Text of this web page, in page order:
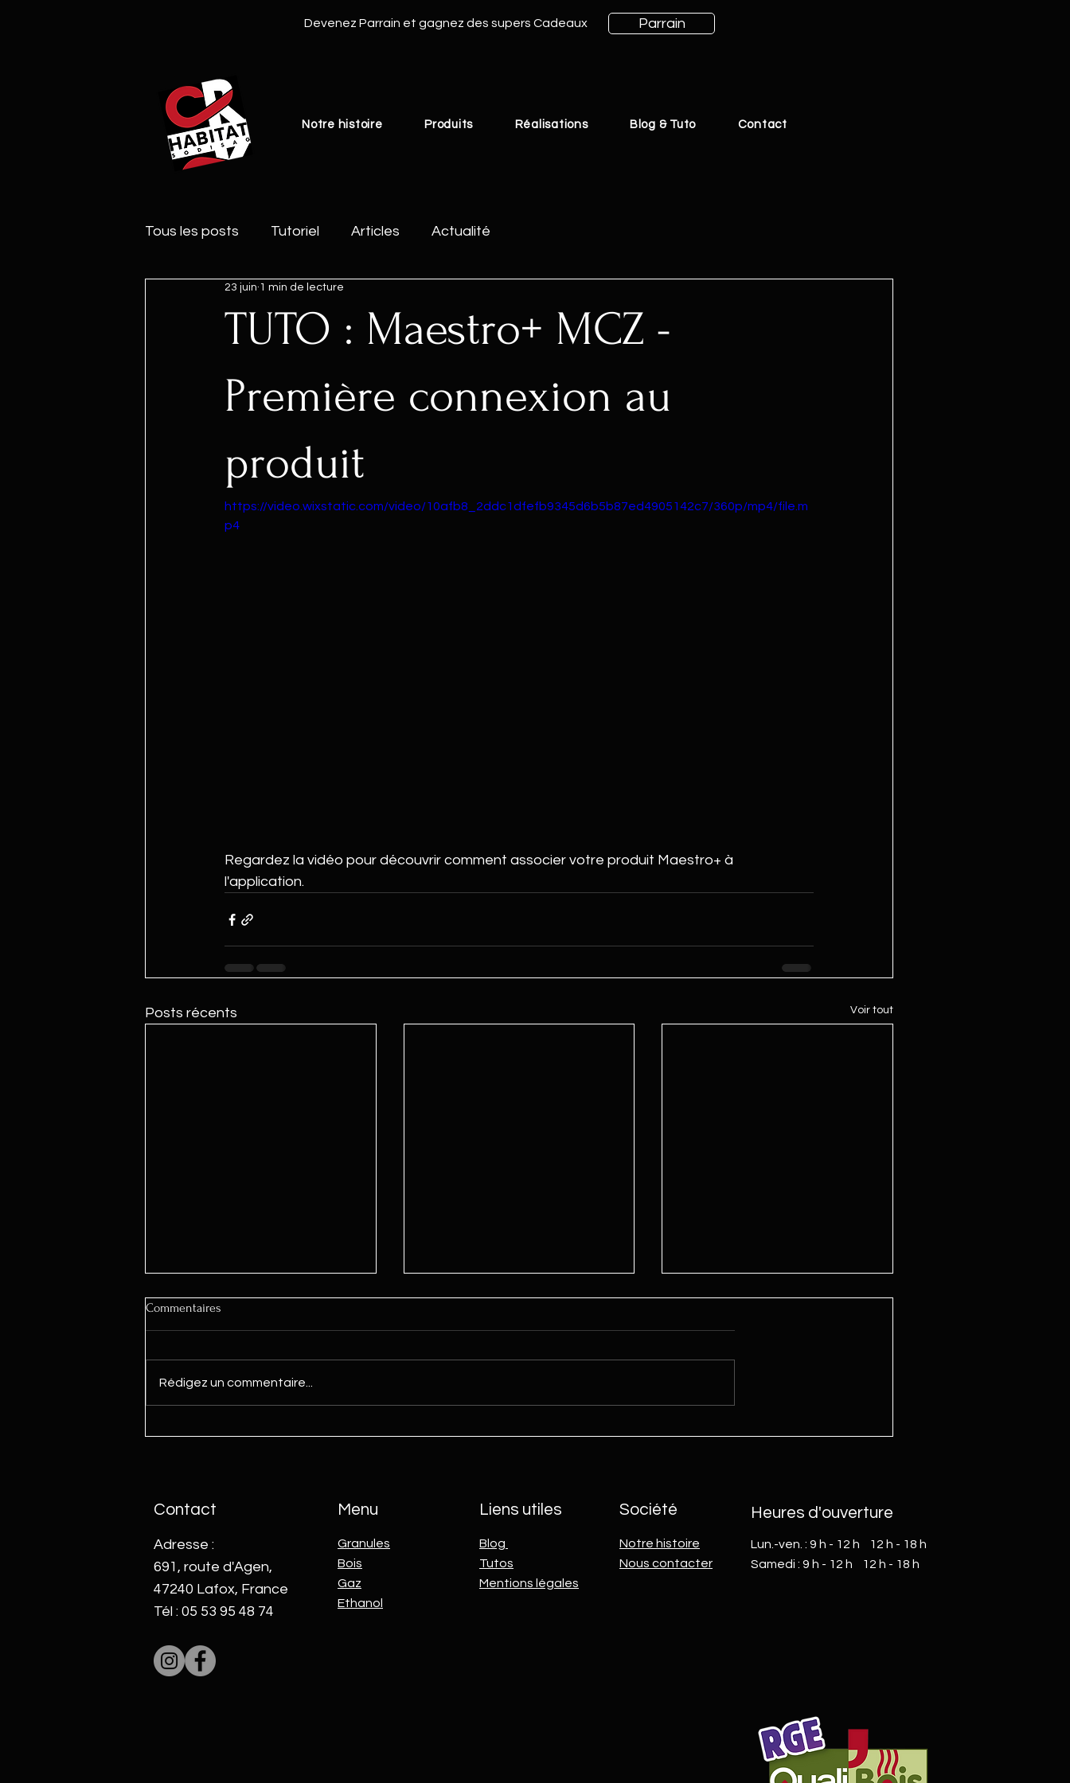
Devenez Parrain et gagnez des supers Cadeaux Parrain
Notre histoire Produits Réalisations Blog & Tuto Contact
Tous les posts Tutoriel Articles Actualité
TUTO : Maestro+ MCZ -
Première connexion au
produit
23 juin 1 min de lecture
https://video.wixstatic.com/video/10afb8_2ddc1dfefb9345d6b5b87ed4905142c7/360p/mp4/file.m
p4
Regardez la vidéo pour découvrir comment associer votre produit Maestro+ à
l'application.
Posts récents Voir tout
Commentaires
Rédigez un commentaire...
Contact
Adresse :
691, route d'Agen,
47240 Lafox, France
Tél : 05 53 95 48 74
Menu
Granules
Bois
Gaz
Ethanol
Liens utiles
Blog
Tutos
Mentions légales
Société
Notre histoire
Nous contacter
Heures d'ouverture
Lun.-ven. : 9 h - 12 h 12 h - 18 h
​​Samedi : 9 h - 12 h 12 h - 18 h